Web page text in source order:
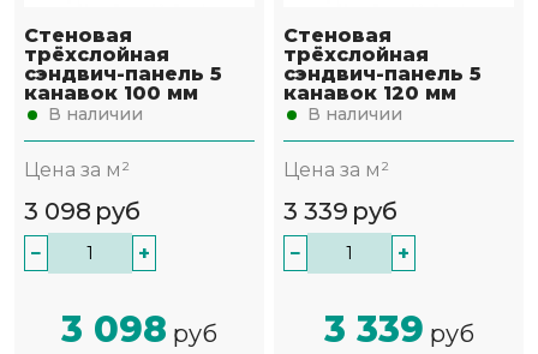
Стеновая
трёхслойная
сэндвич-панель 5
канавок 100 мм
В наличии
Цена за м²
3 098 руб
− +
3 098 руб
Стеновая
трёхслойная
сэндвич-панель 5
канавок 120 мм
В наличии
Цена за м²
3 339 руб
− +
3 339 руб